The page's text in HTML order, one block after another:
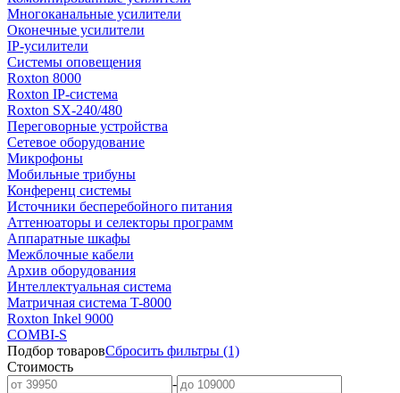
Многоканальные усилители
Оконечные усилители
IP-усилители
Системы оповещения
Roxton 8000
Roxton IP-система
Roxton SX-240/480
Переговорные устройства
Сетевое оборудование
Микрофоны
Мобильные трибуны
Конференц системы
Источники бесперебойного питания
Аттенюаторы и селекторы программ
Аппаратные шкафы
Межблочные кабели
Архив оборудования
Интеллектуальная система
Матричная система T-8000
Roxton Inkel 9000
COMBI-S
Подбор товаровСбросить фильтры (1)
Стоимость
-